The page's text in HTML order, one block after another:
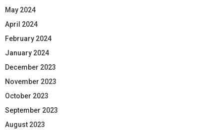
May 2024
April 2024
February 2024
January 2024
December 2023
November 2023
October 2023
September 2023
August 2023